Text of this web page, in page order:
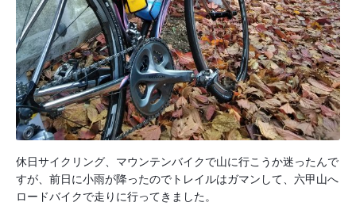
休日サイクリング、マウンテンバイクで山に行こうか迷ったんで
すが、前日に小雨が降ったのでトレイルはガマンして、六甲山へ
ロードバイクで走りに行ってきました。